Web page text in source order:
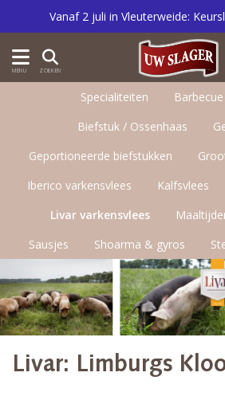
Vanaf 2 juli in Vleuterweide:
MENU ZOEKEN
Specialiteiten
Biefstuk / Ossenhaas
Geportioneerde biefstukken
Iberico varkensvlees
Kalfsvlees
Livar varkensvlees
Sausjes
Shoarma & gyros
Livar: Limburgs